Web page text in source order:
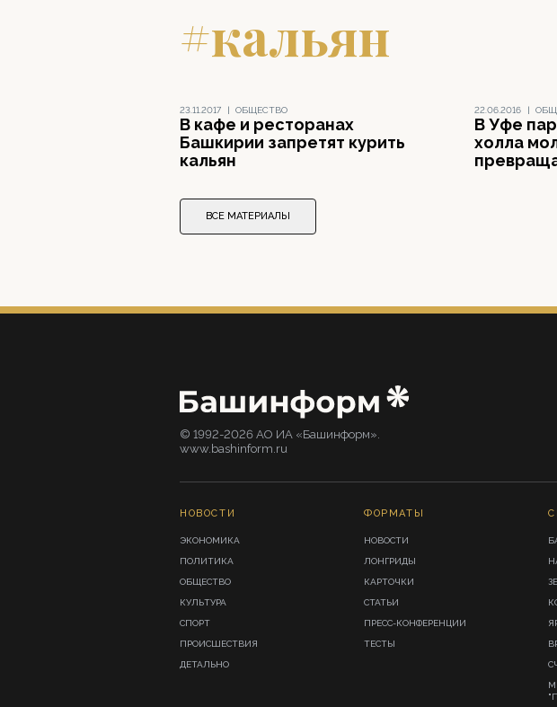
#кальян
23.11.2017 | ОБЩЕСТВО
В кафе и ресторанах
Башкирии запретят курить
кальян
22.06.2016 |
В Уфе
холла
ВСЕ МАТЕРИАЛЫ
© 1992-2026 АО ИА «Башинформ».
www.bashinform.ru
НОВОСТИ
ЭКОНОМИКА
ПОЛИТИКА
ОБЩЕСТВО
КУЛЬТУРА
СПОРТ
ПРОИСШЕСТВИЯ
ДЕТАЛЬНО
ФОРМАТЫ
НОВОСТИ
ЛОНГРИДЫ
КАРТОЧКИ
СТАТЬИ
ПРЕСС-КОНФЕРЕНЦИИ
ТЕСТЫ